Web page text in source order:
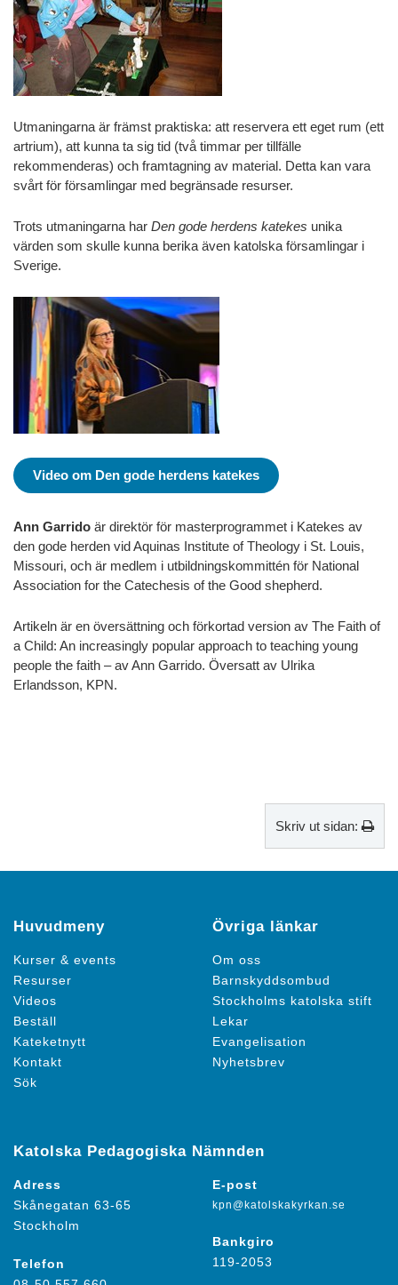
Utmaningarna är främst praktiska: att reservera ett eget rum (ett
artrium), att kunna ta sig tid (två timmar per tillfälle
rekommenderas) och framtagning av material. Detta kan vara
svårt för församlingar med begränsade resurser.
Trots utmaningarna har Den gode herdens katekes unika
värden som skulle kunna berika även katolska församlingar i
Sverige.
Video om Den gode herdens katekes
Ann Garrido är direktör för masterprogrammet i Katekes av
den gode herden vid Aquinas Institute of Theology i St. Louis,
Missouri, och är medlem i utbildningskommittén för National
Association for the Catechesis of the Good shepherd.
Artikeln är en översättning och förkortad version av The Faith of
a Child: An increasingly popular approach to teaching young
people the faith – av Ann Garrido. Översatt av Ulrika
Erlandsson, KPN.
Skriv ut sidan:
Huvudmeny
Kurser & events
Resurser
Videos
Beställ
Kateketnytt
Kontakt
Sök
Övriga länkar
Om oss
Barnskyddsombud
Stockholms katolska stift
Lekar
Evangelisation
Nyhetsbrev
Katolska Pedagogiska Nämnden
Adress
Skånegatan 63-65
Stockholm
Telefon
E-post
kpn@katolskakyrkan.se
Bankgiro
119-2053